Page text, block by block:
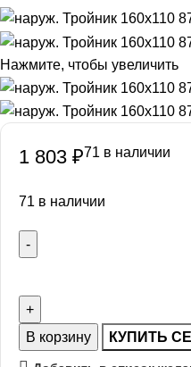
Нажмите, чтобы увеличить
1 803 ₽71 в наличии
71 в наличии
В корзину КУПИТЬ